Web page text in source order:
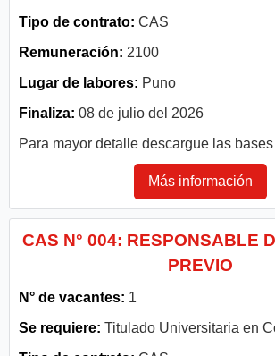
Tipo de contrato: CAS
Remuneración: 2100
Lugar de labores: Puno
Finaliza: 08 de julio del 2026
Para mayor detalle descargue las bases
Más información
CAS N° 004: RESPONSABLE
PREVIO
N° de vacantes: 1
Se requiere: Titulado Universitaria en